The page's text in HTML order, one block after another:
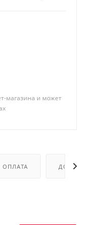
магазина и может
ОПЛАТА